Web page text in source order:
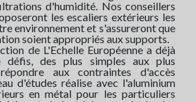
d'humidité. Nos conseillers
les escaliers extérieurs les
environnement et s'assureront que
soient appropriés aux supports.
de L'Echelle Européenne a déjà
défis, des plus simples aux plus
aux contraintes d'accès
d'études réalise avec l'aluminium
en métal pour les particuliers